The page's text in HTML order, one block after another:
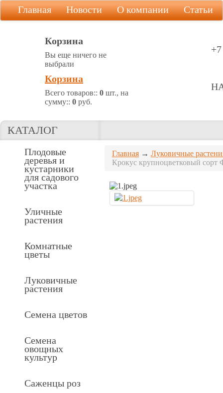
Главная Новости О компании Статьи
Корзина
Вы еще ничего не
выбрали
Корзина
Всего товаров:: 0 шт., на
сумму:: 0 руб.
КАТАЛОГ
Плодовые
деревья и
кустарники
для садового
участка
Уличные
растения
Комнатные
цветы
Луковичные
растения
Семена цветов
Семена
овощных
культур
Саженцы роз
Главная → Луковичные
Крокус крупноцветковый сорт